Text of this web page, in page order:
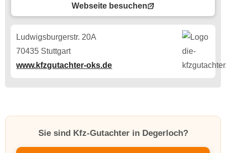
Webseite besuchen
Ludwigsburgerstr. 20A
70435 Stuttgart
www.kfzgutachter-oks.de
Sie sind Kfz-Gutachter in Degerloch?